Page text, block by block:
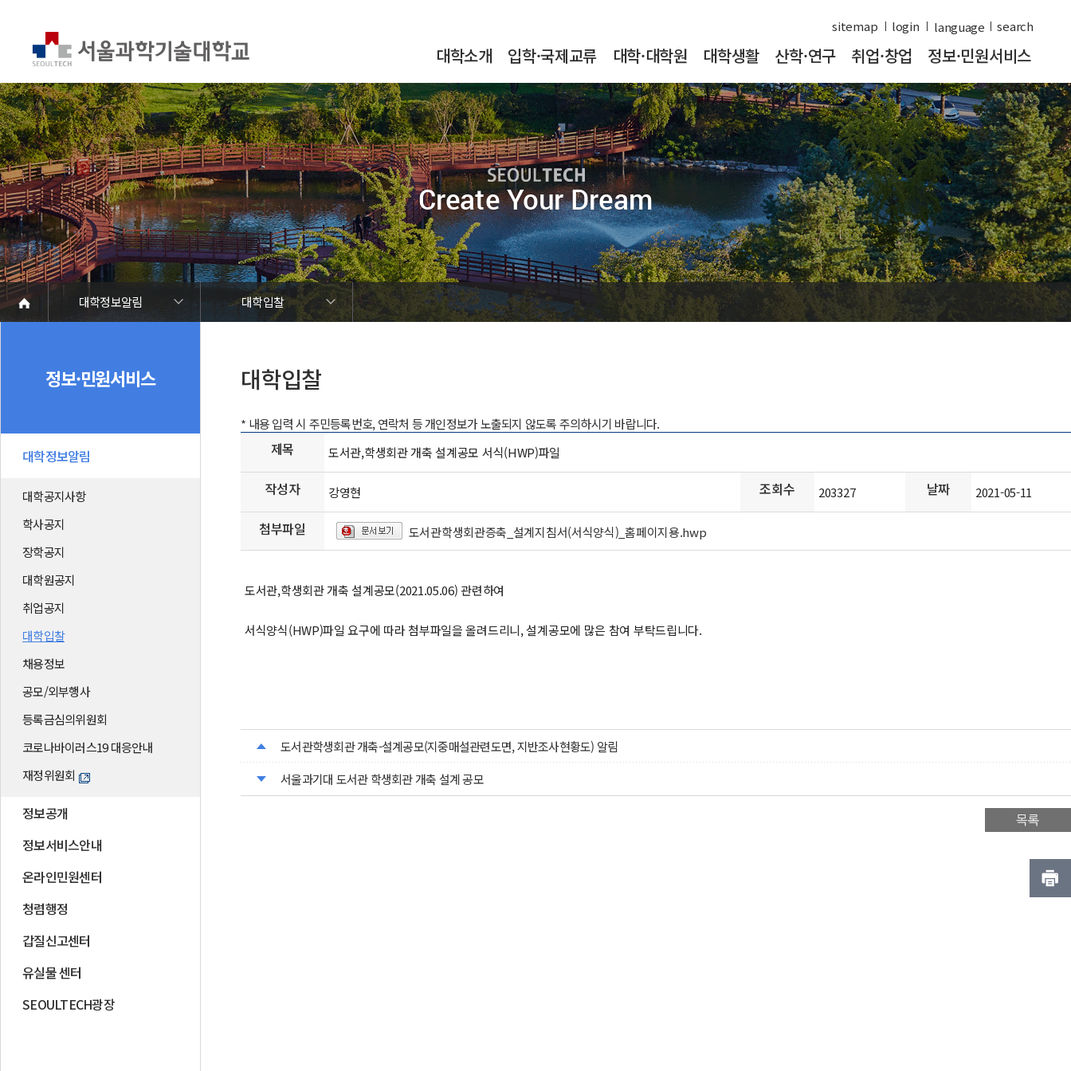
sitemap login search
대학소개 입학·국제교류 대학·대학원 대학생활 산학·연구 취업·창업 정보·민원서비스
대학정보알림
대학정보알림
정보공개
정보서비스안내
온라인민원센터
청렴행정
갑질신고센터
유실물 센터
SEOULTECH광장
대학입찰
대학공지사항
학사공지
장학공지
대학원공지
취업공지
대학입찰
채용정보
공모/외부행사
등록금심의위원회
코로나바이러스19 대응안내
재정위원회
정보·민원서비스
대학정보알림
대학공지사항
학사공지
장학공지
대학원공지
취업공지
대학입찰
채용정보
공모/외부행사
등록금심의위원회
코로나바이러스19 대응안내
재정위원회
정보공개
정보서비스안내
온라인민원센터
청렴행정
갑질신고센터
유실물 센터
SEOULTECH광장
대학입찰
* 내용 입력 시 주민등록번호, 연락처 등 개인정보가 노출되지 않도록 주의하시기 바랍니다.
제목 도서관,학생회관 개축 설계공모 서식(HWP)파일
작성자 강영현 조회수 203327 날짜 2021-05-11
첨부파일 도서관학생회관증축_설계지침서(서식양식)_홈페이지용.hwp
도서관,학생회관 개축 설계공모(2021.05.06) 관련하여
서식양식(HWP)파일 요구에 따라 첨부파일을 올려드리니, 설계공모에 많은 참여 부탁드립니다.
도서관학생회관 개축-설계공모(지중매설관련도면, 지반조사현황도) 알림
서울과기대 도서관 학생회관 개축 설계 공모